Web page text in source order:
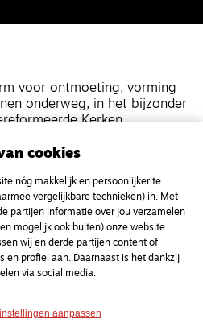
voor ontmoeting, vorming
onderweg, in het bijzonder
Kerken.
cookies
nóg makkelijk en persoonlijker te
vergelijkbare technieken) in. Met
partijen informatie over jou verzamelen
mogelijk ook buiten) onze website
wij en derde partijen content of
en profiel aan. Daarnaast is het dankzij
via social media.
aanpassen